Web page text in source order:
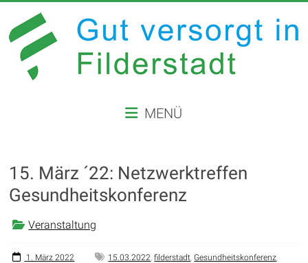
Inhalt
springen
VERSORGT
FILDERSTADT
Website
der
Filderstadt
MENÜ
15. März ´22: Netzwerktreffen
Gesundheitskonferenz
Veranstaltung
1. März 2022 15.03.2022,filderstadt,Gesundheitskonferenz,